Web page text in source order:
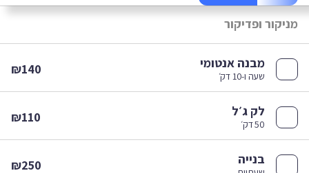
ופדיקור
מבנה אנטומי
שעה ו-10 דק׳ ₪140
לק ג׳ל
50 דק׳ ₪110
בנייה ₪250